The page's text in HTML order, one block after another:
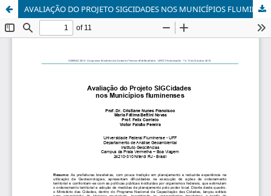
AVALIAÇÃO DO PROJETO SIGCIDADES NOS MUNICÍPIOS FLUMINENSES